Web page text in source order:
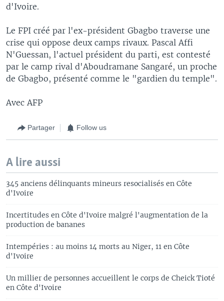
d'Ivoire.
Le FPI créé par l'ex-président Gbagbo traverse une
crise qui oppose deux camps rivaux. Pascal Affi
N'Guessan, l'actuel président du parti, est contesté
par le camp rival d'Aboudramane Sangaré, un proche
de Gbagbo, présenté comme le "gardien du temple".
Avec AFP
Partager Follow us
A lire aussi
345 anciens délinquants mineurs resocialisés en Côte
d'Ivoire
Incertitudes en Côte d'Ivoire malgré l'augmentation de la
production de bananes
Intempéries : au moins 14 morts au Niger, 11 en Côte
d'Ivoire
Un millier de personnes accueillent le corps de Cheick Tioté
en Côte d'Ivoire